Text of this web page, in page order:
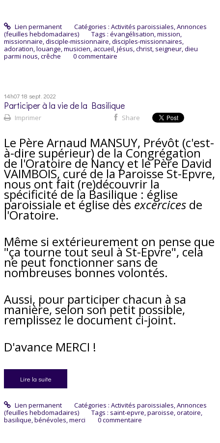
Lien permanent Catégories : Activités paroissiales Annonces
(feuilles hebdomadaires)
Tags : évangélisation mission
missionnaire ,disciple-missionnaire ,disciples-missionnaires
adoration ,louange ,musicien accueil ,jésus ,christ seigneur ,dieu
parmi nous ,crêche 0commentaire
14h0718 sept. 2022
Participer à la vie de la Basilique
Imprimer Share
Le Père Arnaud MANSUY, Prévôt (c'est-
à-dire supérieur) de la Congrégation
de l'Oratoire de Nancy et le Père David
VAIMBOIS, curé de la Paroisse St-Epvre,
nous ont fait (re)découvrir la
spécificité de la Basilique : église
paroissiale et église desexcercices de
l'Oratoire.
Même si extérieurement on pense que
"ça tourne tout seul à St-Epvre", cela
ne peut fonctionner sans de
nombreuses bonnes volontés.
Aussi, pour participer chacun à sa
manière, selon son petit possible,
remplissez le document ci-joint.
D'avance MERCI !
Lire la suite
Lien permanent Catégories : Activités paroissiales,Annonces
(feuilles hebdomadaires)
Tags : saint-epvre,paroisse,oratoire,
basilique,bénévoles,merci 0commentaire